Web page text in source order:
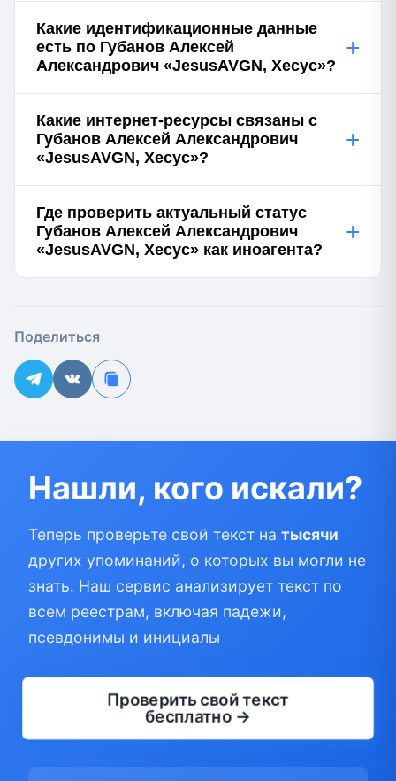
Какие идентификационные данные
есть по Губанов Алексей
Александрович «JesusAVGN, Хесус»?
+
Какие интернет-ресурсы связаны с
Губанов Алексей Александрович
«JesusAVGN, Хесус»?
+
Где проверить актуальный статус
Губанов Алексей Александрович
«JesusAVGN, Хесус» как иноагента?
+
Поделиться
Нашли, кого искали?
Теперь проверьте свой текст на тысячи
других упоминаний, о которых вы могли не
знать. Наш сервис анализирует текст по
всем реестрам, включая падежи,
псевдонимы и инициалы
Проверить свой текст
бесплатно →